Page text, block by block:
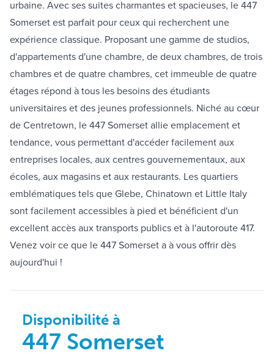
urbaine. Avec ses suites charmantes et spacieuses, le 447
Somerset est parfait pour ceux qui recherchent une
expérience classique. Proposant une gamme de studios,
d'appartements d'une chambre, de deux chambres, de trois
chambres et de quatre chambres, cet immeuble de quatre
étages répond à tous les besoins des étudiants
universitaires et des jeunes professionnels. Niché au cœur
de Centretown, le 447 Somerset allie emplacement et
tendance, vous permettant d'accéder facilement aux
entreprises locales, aux centres gouvernementaux, aux
écoles, aux magasins et aux restaurants. Les quartiers
emblématiques tels que Glebe, Chinatown et Little Italy
sont facilement accessibles à pied et bénéficient d'un
excellent accès aux transports publics et à l'autoroute 417.
Venez voir ce que le 447 Somerset a à vous offrir dès
aujourd'hui !
Disponibilité à
447 Somerset